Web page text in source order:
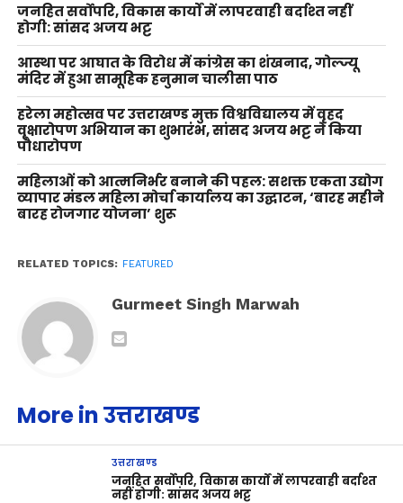
जनहित सर्वोपरि, विकास कार्यों में लापरवाही बर्दाश्त नहीं
होगी: सांसद अजय भट्ट
आस्था पर आघात के विरोध में कांग्रेस का शंखनाद, गोल्ज्यू
मंदिर में हुआ सामूहिक हनुमान चालीसा पाठ
हरेला महोत्सव पर उत्तराखण्ड मुक्त विश्वविद्यालय में वृहद
वृक्षारोपण अभियान का शुभारंभ, सांसद अजय भट्ट ने किया
पौधारोपण
महिलाओं को आत्मनिर्भर बनाने की पहल: सशक्त एकता उद्योग
व्यापार मंडल महिला मोर्चा कार्यालय का उद्घाटन, ‘बारह महीने
बारह रोजगार योजना’ शुरू
RELATED TOPICS: FEATURED
Gurmeet Singh Marwah
More in उत्तराखण्ड
उत्तराखण्ड
जनहित सर्वोपरि, विकास कार्यों में लापरवाही बर्दाश्त
नहीं होगी: सांसद अजय भट्ट